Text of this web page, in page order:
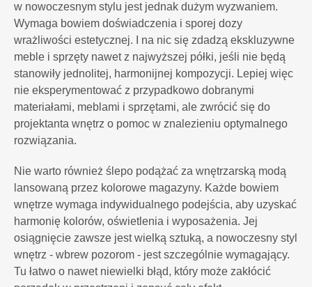
w nowoczesnym stylu jest jednak dużym wyzwaniem.
Wymaga bowiem doświadczenia i sporej dozy
wrażliwości estetycznej. I na nic się zdadzą ekskluzywne
meble i sprzęty nawet z najwyższej półki, jeśli nie będą
stanowiły jednolitej, harmonijnej kompozycji. Lepiej więc
nie eksperymentować z przypadkowo dobranymi
materiałami, meblami i sprzętami, ale zwrócić się do
projektanta wnętrz o pomoc w znalezieniu optymalnego
rozwiązania.
Nie warto również ślepo podążać za wnętrzarską modą
lansowaną przez kolorowe magazyny. Każde bowiem
wnętrze wymaga indywidualnego podejścia, aby uzyskać
harmonię kolorów, oświetlenia i wyposażenia. Jej
osiągnięcie zawsze jest wielką sztuką, a nowoczesny styl
wnętrz - wbrew pozorom - jest szczególnie wymagający.
Tu łatwo o nawet niewielki błąd, który może zakłócić